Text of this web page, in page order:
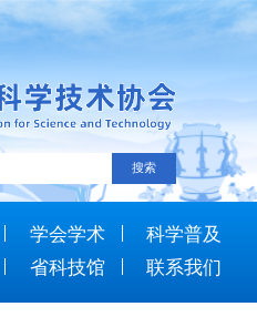
学会学术
科学普及
省科技馆 联系我们